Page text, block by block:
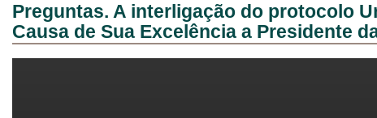
Preguntas. A interligação do protocolo
Causa de Sua Excelência a Presidente